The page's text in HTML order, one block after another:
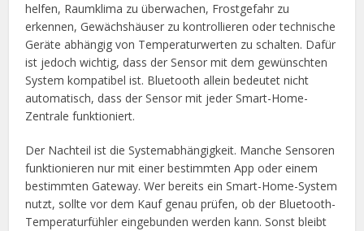
helfen, Raumklima zu überwachen, Frostgefahr zu
erkennen, Gewächshäuser zu kontrollieren oder technische
Geräte abhängig von Temperaturwerten zu schalten. Dafür
ist jedoch wichtig, dass der Sensor mit dem gewünschten
System kompatibel ist. Bluetooth allein bedeutet nicht
automatisch, dass der Sensor mit jeder Smart-Home-
Zentrale funktioniert.
Der Nachteil ist die Systemabhängigkeit. Manche Sensoren
funktionieren nur mit einer bestimmten App oder einem
bestimmten Gateway. Wer bereits ein Smart-Home-System
nutzt, sollte vor dem Kauf genau prüfen, ob der Bluetooth-
Temperaturfühler eingebunden werden kann. Sonst bleibt